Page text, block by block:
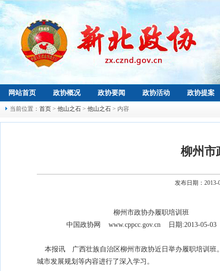
网站首页 政协概况 政协要闻 政协活动 政协提案
当前位置： 首页 > 他山之石 > 他山之石 > 内容
柳州市
发布日期：
柳州市政协办履职培训班
中国政协网 www.cppcc.gov.cn 日期:2013-05-03
本报讯 广西壮族自治区柳州市政协近日举办履职培训班
城市发展规划等内容进行了深入学习。